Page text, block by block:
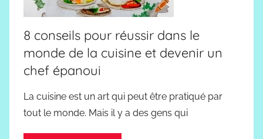
8 conseils pour réussir dans le
monde de la cuisine et devenir un
chef épanoui
La cuisine est un art qui peut être pratiqué par
tout le monde. Mais il y a des gens qui